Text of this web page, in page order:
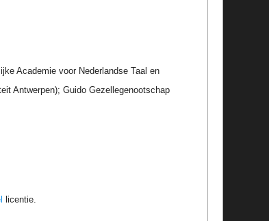
Academie voor Nederlandse Taal en
Antwerpen); Guido Gezellegenootschap
licentie.